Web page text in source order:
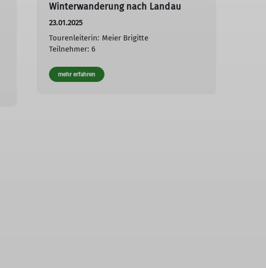
Winterwanderung nach Landau
23.01.2025
Tourenleiterin: Meier Brigitte
Teilnehmer: 6
mehr erfahren